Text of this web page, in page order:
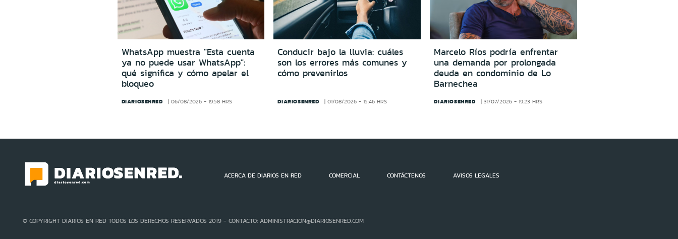
WhatsApp muestra "Esta cuenta
ya no puede usar WhatsApp":
qué significa y cómo apelar el
bloqueo
DIARIOSENRED 06/08/2026 - 19:58 HRS
Conducir bajo la lluvia: cuáles
son los errores más comunes y
cómo prevenirlos
DIARIOSENRED 01/08/2026 - 15:46 HRS
Marcelo Ríos podría enfrentar
una demanda por prolongada
deuda en condominio de Lo
Barnechea
DIARIOSENRED 31/07/2026 - 19:23 HRS
ACERCA DE DIARIOS EN RED COMERCIAL CONTÁCTENOS AVISOS LEGALES
© COPYRIGHT DIARIOS EN RED TODOS LOS DERECHOS RESERVADOS 2019 - CONTACTO: ADMINISTRACION@DIARIOSENRED.COM